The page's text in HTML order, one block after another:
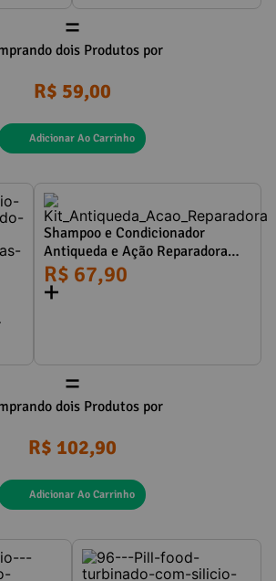
=
dois Produtos por
R$ 59,00
Adicionar Ao Carrinho
Shampoo e Condicionador
Antiqueda e Ação Reparadora
dos Fios com Fator de
Crescimento 110ml
R$ 67,90
=
dois Produtos por
R$ 102,90
Adicionar Ao Carrinho